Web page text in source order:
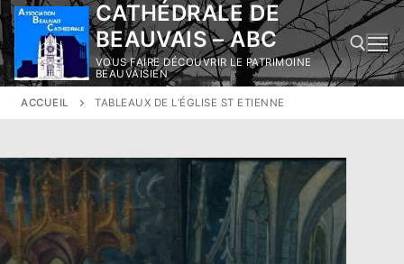
Aller
au
contenu
CATHÉDRALE DE
BEAUVAIS – ABC
VOUS FAIRE DÉCOUVRIR LE PATRIMOINE
BEAUVAISIEN
ACCUEIL TABLEAUX DE L’ÉGLISE ST ETIENNE